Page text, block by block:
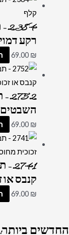
רקע
69.00 ₪
השבטים
69.00 ₪
קנבס
69.00 ₪
החדשיםביותר: